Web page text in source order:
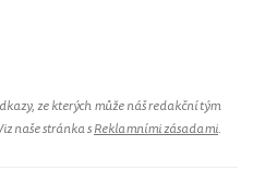
ze kterých může náš redakční tým
naše stránka sReklamními zásadami.